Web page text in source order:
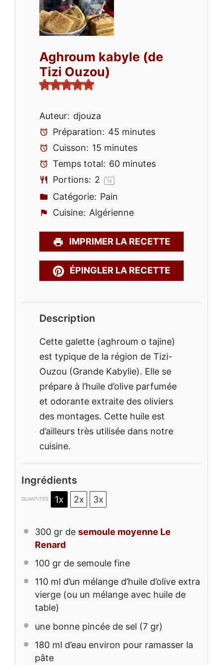
Aghroum kabyle (de
Tizi Ouzou)
Auteur: djouza
Préparation: 45 minutes
Cuisson: 15 minutes
Temps total: 60 minutes
Portions: 2 1x
Catégorie: Pain
Cuisine: Algérienne
IMPRIMER LA RECETTE
ÉPINGLER LA RECETTE
Description
Cette galette (aghroum o tajine)
est typique de la région de Tizi-
Ouzou (Grande Kabylie). Elle se
prépare à l’huile d’olive parfumée
et odorante extraite des oliviers
des montages. Cette huile est
d’ailleurs très utilisée dans notre
cuisine.
Ingrédients
QUANTITÉS 1x 2x 3x
300 gr de semoule moyenne Le
Renard
100 gr de semoule fine
110 ml d’un mélange d’huile d’olive extra
vierge (ou un mélange avec huile de
table)
une bonne pincée de sel (7 gr)
180 ml d’eau environ pour ramasser la
pâte